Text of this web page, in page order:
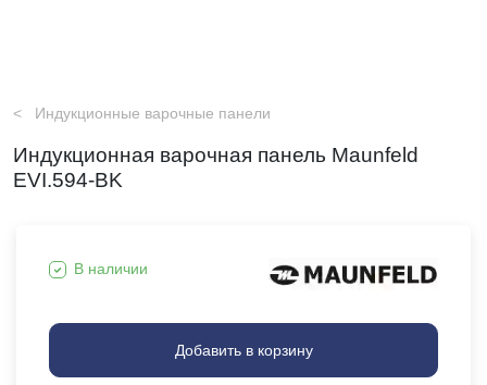
Индукционные варочные панели
Индукционная варочная панель Maunfeld
EVI.594-BK
В наличии
Добавить в корзину